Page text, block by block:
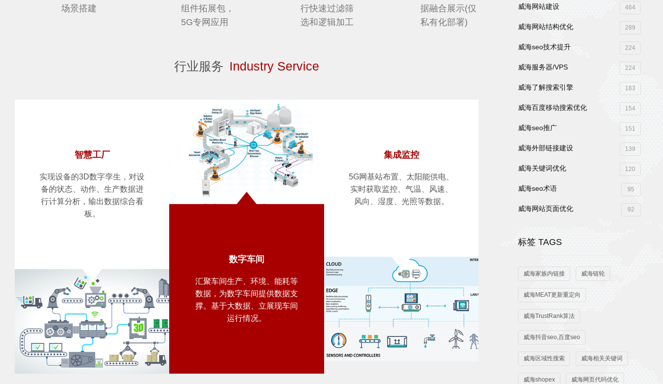
场景搭建
组件拓展包，
5G专网应用
行快速过滤筛
选和逻辑加工
据融合展示(仅
私有化部署)
行业服务 Industry Service
智慧工厂
实现设备的3D数字孪生，对设
备的状态、动作、生产数据进
行计算分析，输出数据综合看
板。
数字车间
汇聚车间生产、环境、能耗等
数据，为数字车间提供数据支
撑。基于大数据、立展现车间
运行情况。
集成监控
5G网基站布置、太阳能供电、
实时获取监控、气温、风速、
风向、湿度、光照等数据。
威海网站建设 464
威海网站结构优化 289
威海seo技术提升 224
威海服务器/VPS 224
威海了解搜索引擎 183
威海百度移动搜索优化 154
威海seo推广 151
威海外部链接建设 139
威海关键词优化 120
威海seo术语 95
威海网站页面优化 92
标签 TAGS
威海家族内链接 威海链轮
威海MEAT更新重定向
威海TrustRank算法
威海抖音seo,百度seo
威海区域性搜索 威海相关关键词
威海shopex 威海网页代码优化